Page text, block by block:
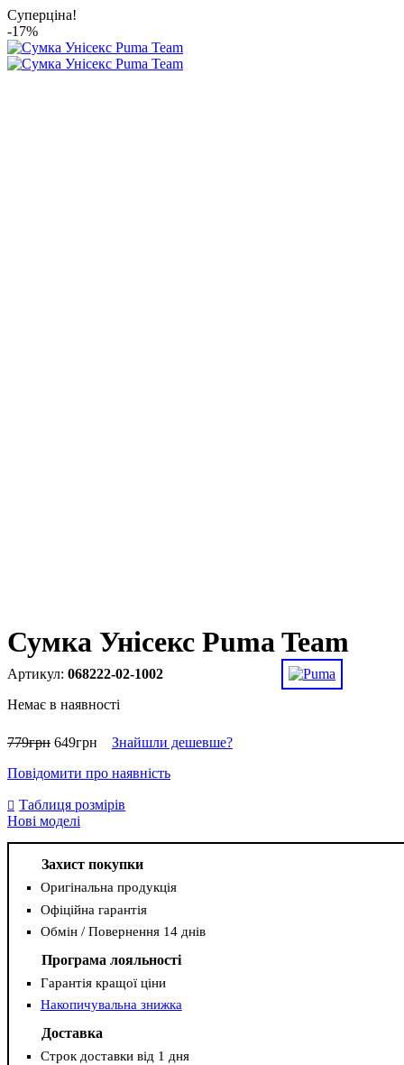
Суперціна!
-17%
Сумка Унісекс Puma Team
068222-02-1002
Немає в наявності
779грн 649грн
Знайшли дешевше?
Повідомити про наявність
Таблиця розмірів
Нові моделі
Захист покупки
Оригінальна продукція
Офіційна гарантія
Обмін / Повернення 14 днів
Програма лояльності
Гарантія кращої ціни
Накопичувальна знижка
Доставка
Строк доставки від 1 дня